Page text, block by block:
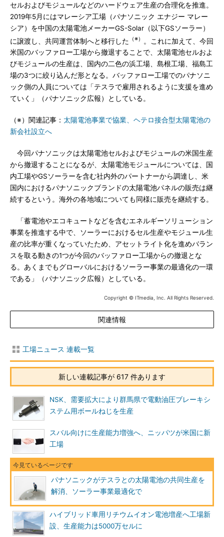
セルおよびモジュールなどのハードウェア生産の合理化を推進。
2019年5月にはマレーシア工場（パナソニック エナジー マレー
シア）を中国の太陽電池メーカーGS-Solar（以下GSソーラー）
に譲渡し、共同運営体制へと移行した （※）
。これに加えて、今回
米国のバッファロー工場から撤退することで、太陽電池セルおよ
びモジュールの生産は、国内の二色の浜工場、島根工場、福島工
場の3つに絞り込んだ形となる。バッファロー工場でのパナソニ
ック側の人員については「テスラで雇用されるように支援を進め
ていく」（パナソニック広報）としている。
（※）関連記事： 太陽電池事業で協業、ヘテロ接合型太陽電池の
新会社設立へ
今回パナソニックは太陽電池セルおよびモジュールの米国生産
から撤退することになるが、太陽電池モジュールについては、国
内工場やGSソーラーを含む社内外のパートナーから調達し、米
国内におけるパナソニックブランドの太陽電池パネルの販売は継
続するという。海外の各地域についても同様に販売を継続する。
「蓄電池やエコキュートなどを含むエネルギーソリューション
事業を推進する中で、ソーラーにおけるセル生産やモジュール生
産の比率が重くなっていたため、アセットライト化を進めバラン
スを取る動きの1つが今回のバッファロー工場からの撤退とな
る。あくまでもグローバルにおけるソーラー事業の最適化の一環
である」（パナソニック広報）としている。
Copyright © ITmedia, Inc. All Rights Reserved.
関連情報
工場ニュース 連載一覧
新しい連載記事が 617 件あります
NSK、需要拡大により群馬県で電動油圧ブレーキシ
ステム用ボールねじを生産
スバル向けに生産能力増強へ、ニッパツが米国に新
工場
パナソニックがテスラとの太陽電池の共同生産を
解消、ソーラー事業最適化で
ハイブリッド車用リチウムイオン電池増産へ工場新
設、生産能力は5000万セルに